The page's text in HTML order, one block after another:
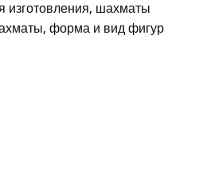
изготовления, шахматы
форма и вид фигур